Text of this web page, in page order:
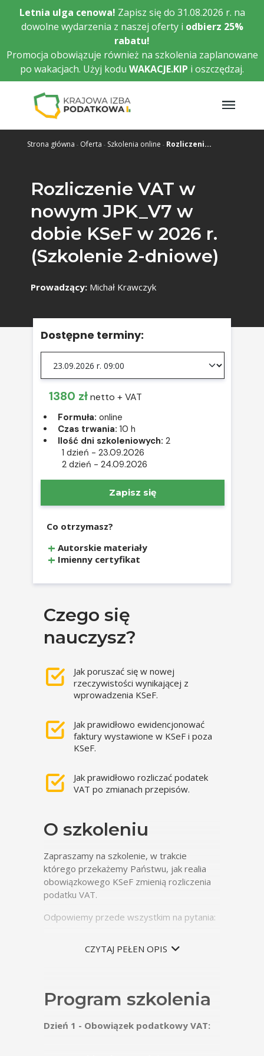
Przejdź
treści
Letnia ulga cenowa! Zapisz się do 31.08.2026 r. na
dowolne wydarzenia z naszej oferty i odbierz 25%
rabatu!
Promocja obowiązuje również na szkolenia zaplanowane
po wakacjach. Użyj kodu WAKACJE.KIP i oszczędzaj.
Strona główna Oferta Szkolenia online Rozliczeni...
Rozliczenie VAT w
nowym JPK_V7 w
dobie KSeF w 2026 r.
(Szkolenie 2-dniowe)
Prowadzący: Michał Krawczyk
Dostępne terminy:
1380 złnetto + VAT
Formuła: online
Czas trwania: 10 h
Ilość dni szkoleniowych: 2
1 dzień - 23.09.2026
2 dzień - 24.09.2026
Zapisz się
Co otrzymasz?
Autorskie materiały
Imienny certyfikat
Czego się
nauczysz?
Jak poruszać się w nowej
rzeczywistości wynikającej z
wprowadzenia KSeF.
Jak prawidłowo ewidencjonować
faktury wystawione w KSeF i poza
KSeF.
Jak prawidłowo rozliczać podatek
VAT po zmianach przepisów.
O szkoleniu
Zapraszamy na szkolenie, w trakcie
którego przekażemy Państwu, jak realia
obowiązkowego KSeF zmienią rozliczenia
podatku VAT.
Odpowiemy przede wszystkim na pytania:
VAT w nowej strukturze JPK_V7?
jak oznaczać paragony z NIP w nowym
JPK_V7?
KSeF wpłynie na datę powstania
CZYTAJ PEŁEN OPIS
Program szkolenia
Dzień 1 - Obowiązek podatkowy VAT: